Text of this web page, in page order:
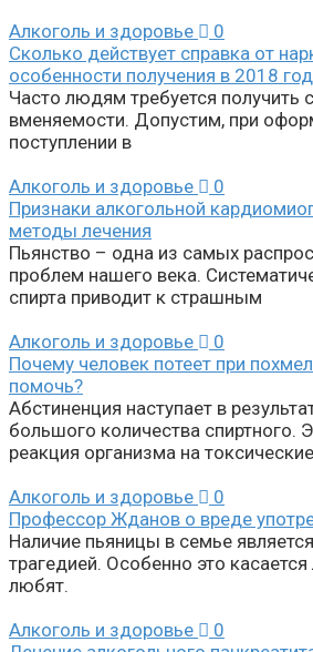
Алкоголь и здоровье
0
Сколько действует справка от
особенности получения в 2018
Часто людям требуется получить
вменяемости. Допустим, при
поступлении в
Алкоголь и здоровье
0
Признаки алкогольной
методы лечения
Пьянство – одна из самых
проблем нашего века.
спирта приводит к страшным
Алкоголь и здоровье
0
Почему человек потеет при
помочь?
Абстиненция наступает в
большого количества спиртного.
реакция организма на токсические
Алкоголь и здоровье
0
Профессор Жданов о вреде
Наличие пьяницы в семье
трагедией. Особенно это
любят.
Алкоголь и здоровье
0